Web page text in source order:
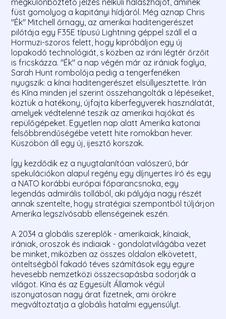
megkülönböztető jelzés nélküli halászhajót, aminek
füst gomolyog a kapitányi hídjáról. Még aznap Chris
"Ék" Mitchell őrnagy, az amerikai haditengerészet
pilótája egy F35E típusú Lightning géppel száll el a
Hormuzi-szoros felett, hogy kipróbáljon egy új
lopakodó technológiát, s közben az iráni légtér őrzőit
is fricskázza. "Ék" a nap végén már az irániak foglya,
Sarah Hunt rombolója pedig a tengerfenéken
nyugszik: a kínai haditengerészet elsüllyesztette. Irán
és Kína minden jel szerint összehangolták a lépéseiket,
köztük a hatékony, újfajta kiberfegyverek használatát,
amelyek védtelenné teszik az amerikai hajókat és
repülőgépeket. Egyetlen nap alatt Amerika katonai
felsőbbrendűségébe vetett hite romokban hever.
Küszöbön áll egy új, ijesztő korszak.
Így kezdődik ez a nyugtalanítóan valószerű, bár
spekulációkon alapul regény egy díjnyertes író és egy
a NATO korábbi európai főparancsnoka, egy
legendás admirális tollából, aki pályája nagy részét
annak szentelte, hogy stratégiai szempontból túljárjon
Amerika legszívósabb ellenségeinek eszén.
A 2034 a globális szereplők - amerikaiak, kínaiak,
irániak, oroszok és indiaiak - gondolatvilágába vezet
be minket, miközben az összes oldalon elkövetett,
önteltségből fakadó téves számítások egy egyre
hevesebb nemzetközi összecsapásba sodorják a
világot. Kína és az Egyesült Államok végül
iszonyatosan nagy árat fizetnek, ami örökre
megváltoztatja a globális hatalmi egyensúlyt.